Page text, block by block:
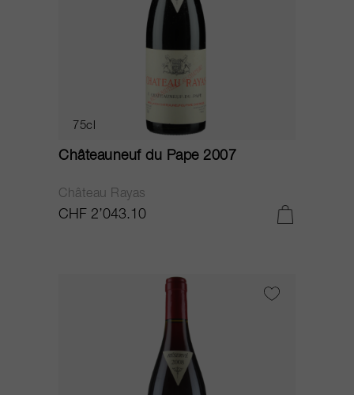
75cl
Châteauneuf du Pape 2007
Château Rayas
CHF 2’043.10